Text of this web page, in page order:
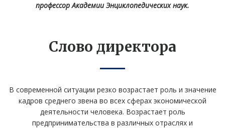
профессор Академии Энциклопедических наук.
Слово директора
В современной ситуации резко возрастает роль и значение
кадров среднего звена во всех сферах экономической
деятельности человека. Возрастает роль
предпринимательства в различных отраслях и